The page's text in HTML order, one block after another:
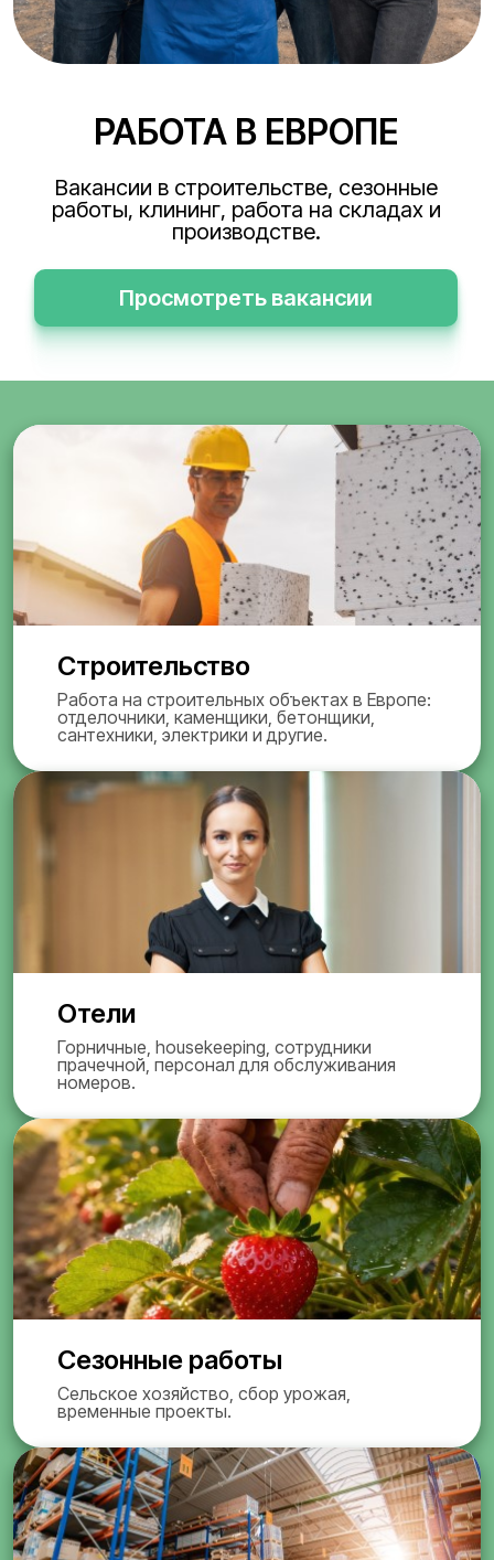
РАБОТА В ЕВРОПЕ
Вакансии в строительстве, сезонные
работы, клининг, работа на складах и
производстве.
Просмотреть вакансии
Строительство
Работа на строительных объектах в Европе:
отделочники, каменщики, бетонщики,
сантехники, электрики и другие.
Отели
Горничные, housekeeping, сотрудники
прачечной, персонал для обслуживания
номеров.
Сезонные работы
Сельское хозяйство, сбор урожая,
временные проекты.